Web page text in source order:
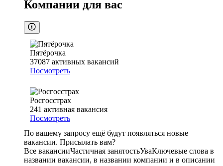
Компании для вас
Пятёрочка
37087 активных вакансий
Посмотреть
Росгосстрах
241 активная вакансия
Посмотреть
По вашему запросу ещё будут появляться новые
вакансии. Присылать вам?
Все вакансииЧастичная занятостьУваКлючевые слова в
названии вакансии, в названии компании и в описании